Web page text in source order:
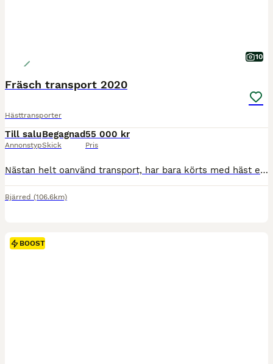
10
Fräsch transport 2020
Hästtransporter
Till salu
Annonstyp
Begagnad
Skick
55 000 kr
Pris
Nästan helt oanvänd transport, har bara körts med häst ett fåtal gånger. Uppviktad för att kunna köra två ponnyer, kan viktas ner igen efter köp. Besiktad t o m 2028-08-31. Mjuk mellanvägg. Full uppsättning sommardäck och vinterdäck (dubb) följer med transporten. En ägare. Lite grönt finns (se bild från vänster framvägg) men det lossnar fint om man skurar. (Skånska vint
Bjärred (106.6km)
BOOST